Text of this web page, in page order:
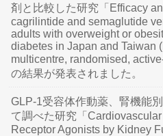
剤と比較した研究「Efficacy
cagrilintide and semaglutide
adults with overweight or
diabetes in Japan and Taiwan
multicentre, randomised,
の結果が発表されました。
GLP-1受容体作動薬、腎機能
て調べた研究「
Receptor Agonists by Kidney